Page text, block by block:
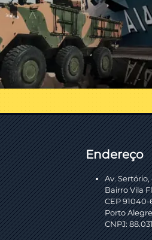
Endereço
Av.
Bairro Vila
CEP 91040-
Porto Alegre
CNPJ: